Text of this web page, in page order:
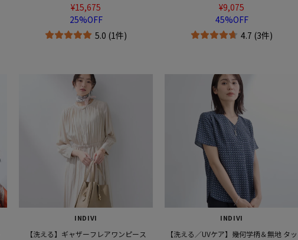
¥15,675
25%OFF
5.0 (1件)
¥9,075
45%OFF
4.7 (3件)
INDIVI
【洗える】ギャザーフレアワンピース
INDIVI
【洗える／UVケア】幾何学柄＆無地 タッ